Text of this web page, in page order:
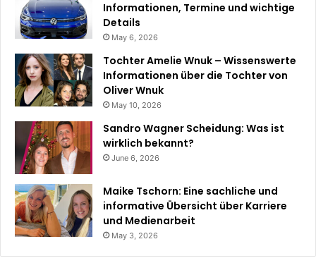
Informationen, Termine und wichtige
Details
May 6, 2026
Tochter Amelie Wnuk – Wissenswerte
Informationen über die Tochter von
Oliver Wnuk
May 10, 2026
Sandro Wagner Scheidung: Was ist
wirklich bekannt?
June 6, 2026
Maike Tschorn: Eine sachliche und
informative Übersicht über Karriere
und Medienarbeit
May 3, 2026